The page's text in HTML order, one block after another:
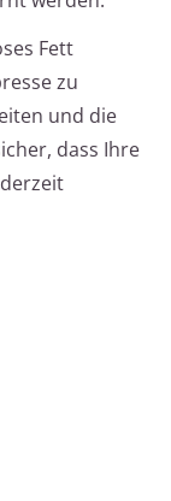
Fett
zu
und die
dass Ihre